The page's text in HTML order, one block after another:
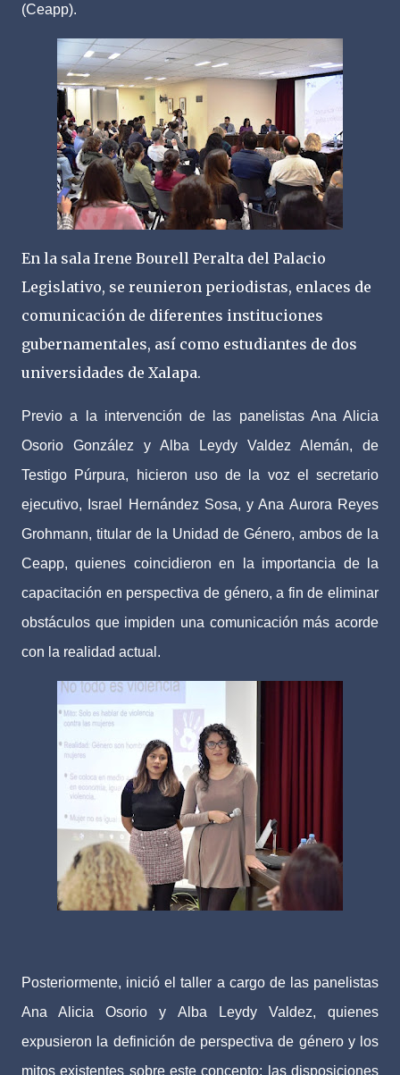
(Ceapp).
En la sala Irene Bourell Peralta del Palacio
Legislativo, se reunieron periodistas, enlaces de
comunicación de diferentes instituciones
gubernamentales, así como estudiantes de dos
universidades de Xalapa.
Previo a la intervención de las panelistas Ana Alicia
Osorio González y Alba Leydy Valdez Alemán, de
Testigo Púrpura, hicieron uso de la voz el secretario
ejecutivo, Israel Hernández Sosa, y Ana Aurora Reyes
Grohmann, titular de la Unidad de Género, ambos de la
Ceapp, quienes coincidieron en la importancia de la
capacitación en perspectiva de género, a fin de eliminar
obstáculos que impiden una comunicación más acorde
con la realidad actual.
Posteriormente, inició el taller a cargo de las panelistas
Ana Alicia Osorio y Alba Leydy Valdez, quienes
expusieron la definición de perspectiva de género y los
mitos existentes sobre este concepto; las disposiciones